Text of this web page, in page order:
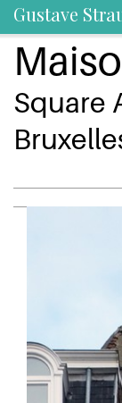
Gustave
Square